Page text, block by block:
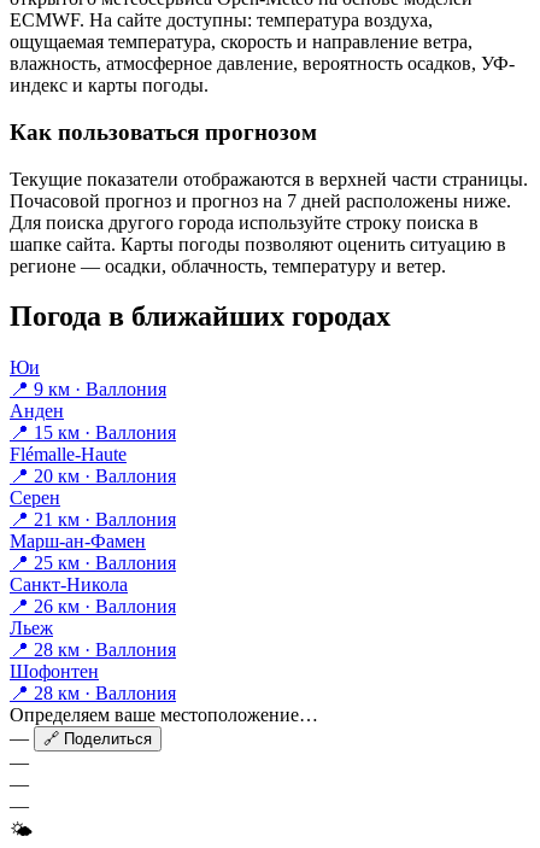
ECMWF. На сайте доступны: температура воздуха,
ощущаемая температура, скорость и направление ветра,
влажность, атмосферное давление, вероятность осадков, УФ-
индекс и карты погоды.
Как пользоваться прогнозом
Текущие показатели отображаются в верхней части страницы.
Почасовой прогноз и прогноз на 7 дней расположены ниже.
Для поиска другого города используйте строку поиска в
шапке сайта. Карты погоды позволяют оценить ситуацию в
регионе — осадки, облачность, температуру и ветер.
Погода в ближайших городах
Юи
📍 9 км · Валлония
Анден
📍 15 км · Валлония
Flémalle-Haute
📍 20 км · Валлония
Серен
📍 21 км · Валлония
Марш-ан-Фамен
📍 25 км · Валлония
Санкт-Никола
📍 26 км · Валлония
Льеж
📍 28 км · Валлония
Шофонтен
📍 28 км · Валлония
Определяем ваше местоположение…
—
🔗 Поделиться
—
—
—
🌤